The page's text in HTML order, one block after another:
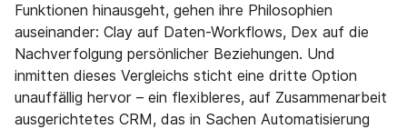
Funktionen hinausgeht, gehen ihre Philosophien
auseinander: Clay auf Daten-Workflows, Dex auf die
Nachverfolgung persönlicher Beziehungen. Und
inmitten dieses Vergleichs sticht eine dritte Option
unauffällig hervor – ein flexibleres, auf Zusammenarbeit
ausgerichtetes CRM, das in Sachen Automatisierung